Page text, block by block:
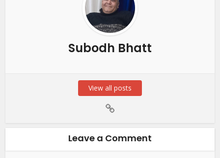
Subodh Bhatt
View all posts
Leave a Comment